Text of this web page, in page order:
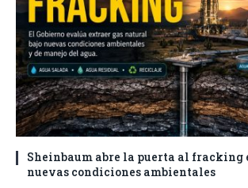
Sheinbaum abre la puerta al fracking
nuevas condiciones ambientales